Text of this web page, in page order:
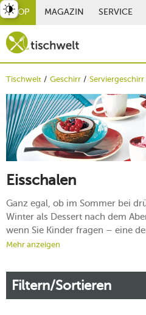
SHOP MAGAZIN SERVICE
Tischwelt Geschirr Serviergeschirr
Eisschalen
Ganz egal, ob im Sommer bei
Winter als Dessert nach dem
wenn Sie Kinder fragen – eine
Damit Sie auch zu Hause Ihren
Auswahl an Eisschalen und
Mehr erfahren!
Mehr anzeigen
Filtern/Sortieren
umschalten